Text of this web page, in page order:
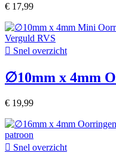
€ 17,99
 Snel overzicht
∅10mm x 4mm
€ 19,99
 Snel overzicht